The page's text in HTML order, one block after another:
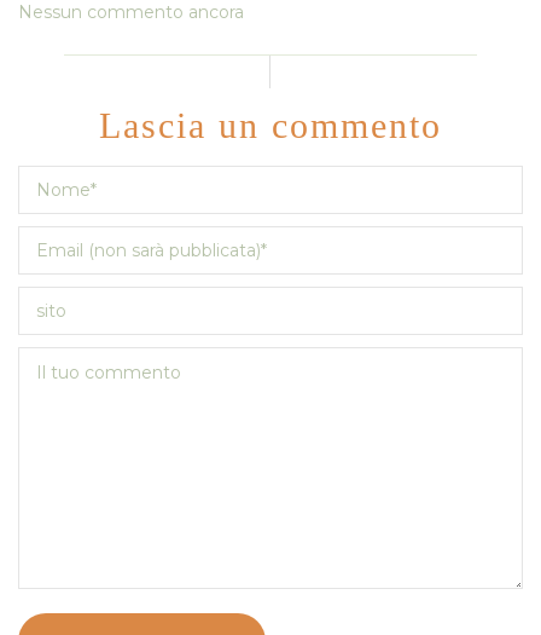
Nessun commento ancora
Lascia un commento